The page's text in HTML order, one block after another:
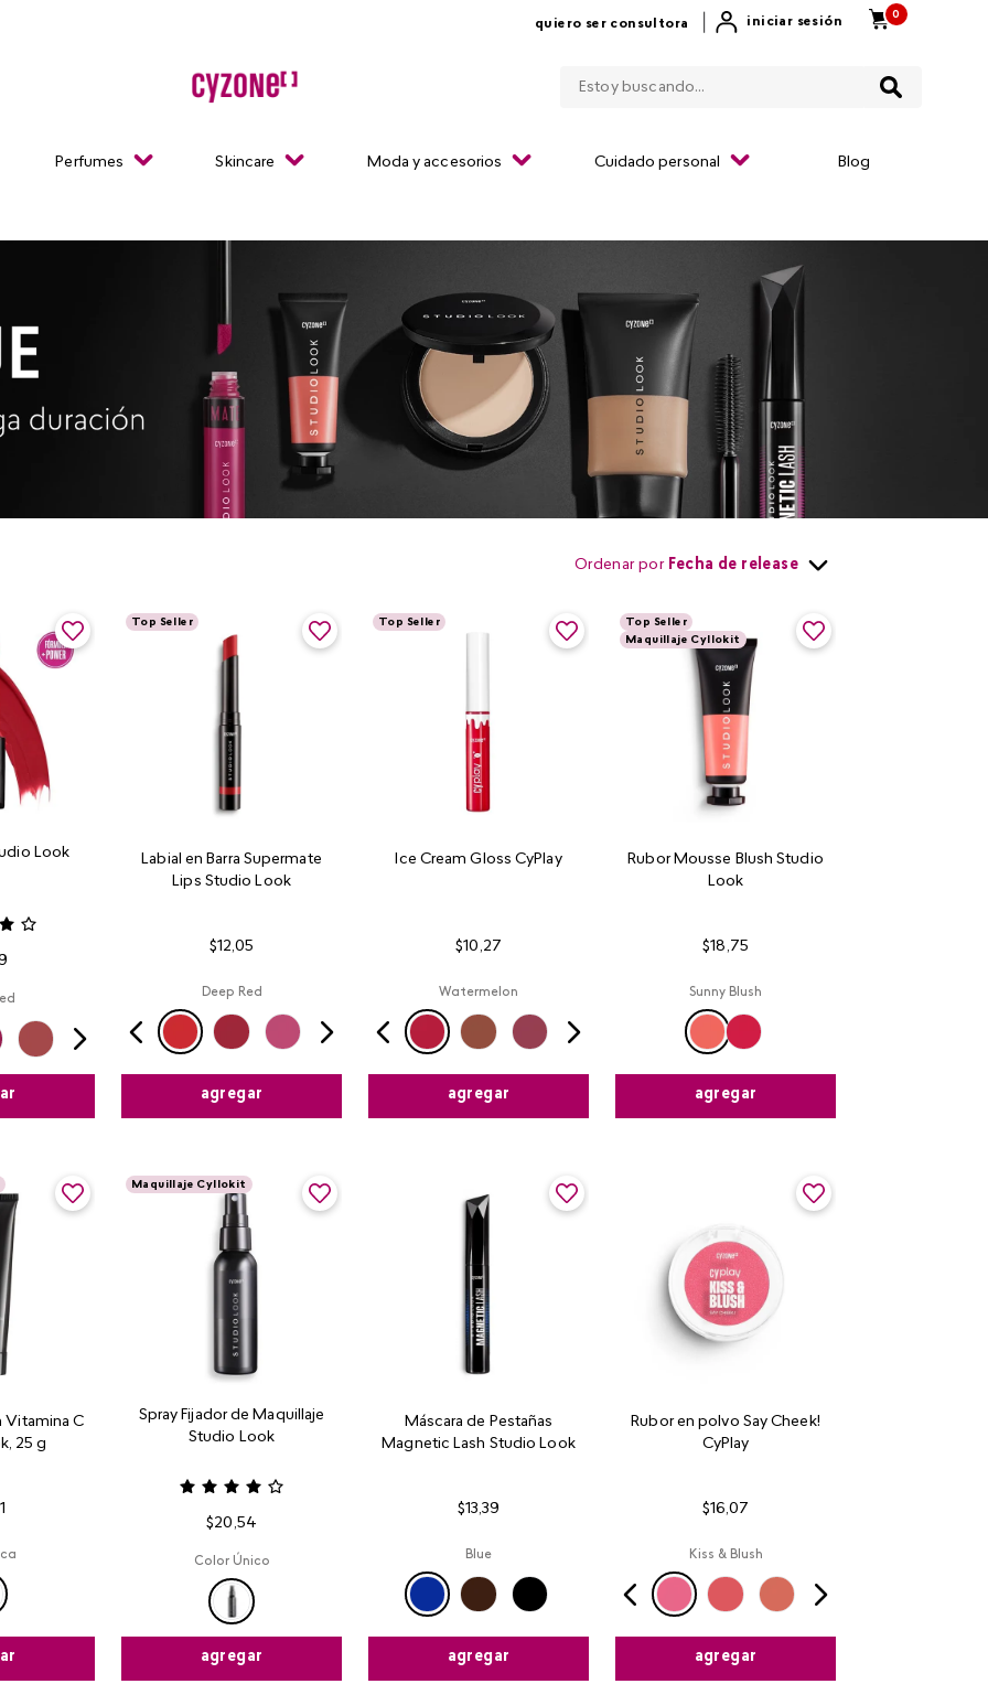
quiero ser consultora iniciar sesión
0
Perfumes Skincare Moda y accesorios Cuidado personal Blog
Ordenar por Fecha de release
Look
Labial en Barra Supermate
Lips Studio Look
Top Seller
$12,05
Deep Red
agregar
Ice Cream Gloss CyPlay
Top Seller
$10 ,27
Watermelon
agregar
Rubor Mousse Blush Studio
Look
Top Seller
Maquillaje Cyllokit
$18 ,75
Sunny Blush
agregar
Vitamina C
25 g
Spray Fijador de Maquillaje
Studio Look
Maquillaje Cyllokit
$20 ,54
Color Único
agregar
Máscara de Pestañas
Magnetic Lash Studio Look
$13,39
Blue
agregar
Rubor en polvo Say Cheek!
CyPlay
$16,07
Kiss & Blush
agregar